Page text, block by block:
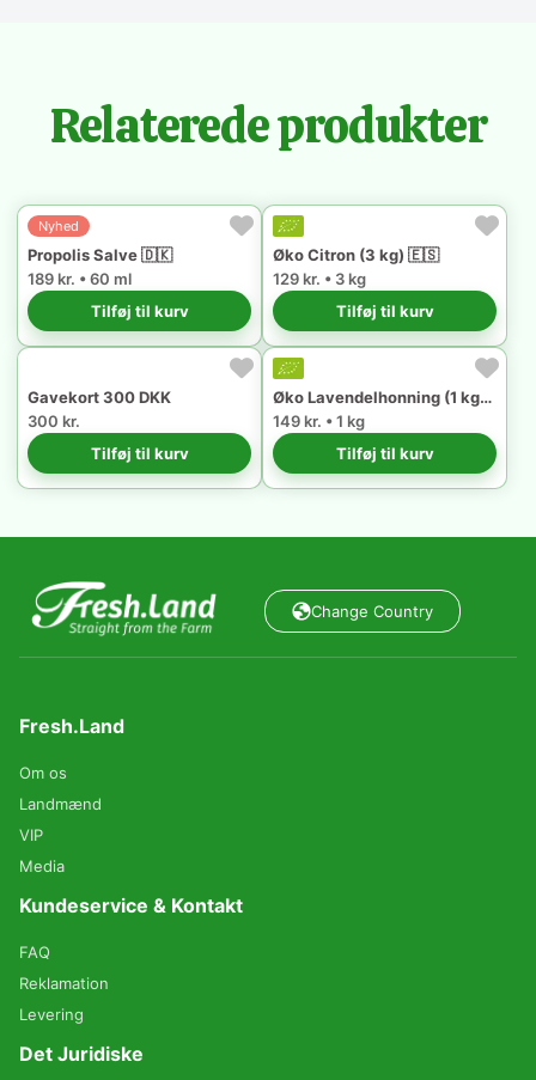
Relaterede produkter
Nyhed
Propolis Salve 🇩🇰
189 kr. • 60 ml
Tilføj til kurv
Øko Citron (3 kg) 🇪🇸
129 kr. • 3 kg
Tilføj til kurv
Gavekort 300 DKK
300 kr.
Tilføj til kurv
Øko Lavendelhonning (1 kg) 🇵🇹
149 kr. • 1 kg
Tilføj til kurv
Change Country
Fresh.Land
Om os
Landmænd
VIP
Media
Kundeservice & Kontakt
FAQ
Reklamation
Levering
Det Juridiske